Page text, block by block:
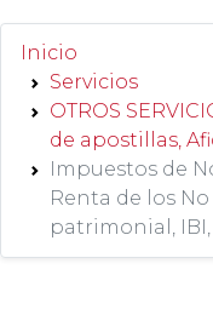
Inicio
Servicios
OTROS
de apostillas,
Impuestos de
Renta de los
patrimonial, IBI,